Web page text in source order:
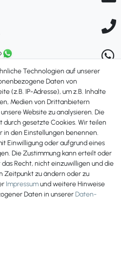
Technologien auf unserer
Daten von
(z.B. IP-Adresse), um z.B. Inhalte
Medien von Drittanbietern
Website zu analysieren. Die
gesetzte Cookies. Wir teilen
den Einstellungen benennen.
Einwilligung oder aufgrund eines
Die Zustimmung kann erteilt oder
Recht, nicht einzuwilligen und die
Zeitpunkt zu ändern oder zu
Impressumund weitere Hinweise
Daten in unsererDaten­